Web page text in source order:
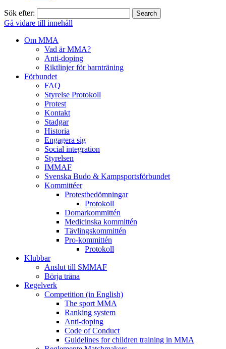
Sök efter:
Gå vidare till innehåll
Om MMA
Vad är MMA?
Anti-doping
Riktlinjer för barnträning
Förbundet
FAQ
Styrelse Protokoll
Protest
Kontakt
Stadgar
Historia
Engagera sig
Social integration
Styrelsen
IMMAF
Svenska Budo & Kampsportsförbundet
Kommittéer
Protestbedömningar
Protokoll
Domarkommittén
Medicinska kommittén
Tävlingskommittén
Pro-kommittén
Protokoll
Klubbar
Anslut till SMMAF
Börja träna
Regelverk
Competition (in English)
The sport MMA
Ranking system
Anti-doping
Code of Conduct
Guidelines for children training in MMA